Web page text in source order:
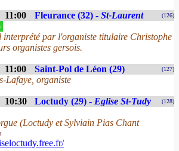
11:00 Fleurance (32) - St-Laurent (126)
interprété par l'organiste titulaire Christophe
organistes gersois.
11:00 Saint-Pol de Léon (29) (127)
Lafaye, organiste
10:30 Loctudy (29) - Eglise St-Tudy (128)
(Loctudy et Sylviain Pias Chant